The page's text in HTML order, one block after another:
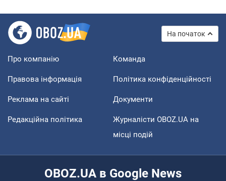
На початок
Про компанію Команда
Правова інформація Політика конфіденційності
Реклама на сайті Документи
Редакційна політика
Журналісти OBOZ.UA на
місці подій
OBOZ.UA в Google News